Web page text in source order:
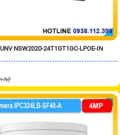
NSW2020-24T1GT1GC-LPOE-IN
hệ